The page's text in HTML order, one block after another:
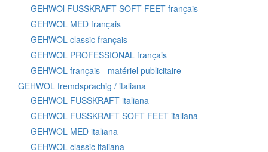
GEHWOl FUSSKRAFT SOFT FEET français
GEHWOL MED français
GEHWOL classic français
GEHWOL PROFESSIONAL français
GEHWOL français - matériel publicitaire
GEHWOL fremdsprachig / italiana
GEHWOL FUSSKRAFT italiana
GEHWOL FUSSKRAFT SOFT FEET italiana
GEHWOL MED italiana
GEHWOL classic italiana